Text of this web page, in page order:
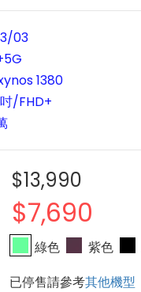
03
1380
/FHD+
$13,990
$7,690
綠色 紫色
已停售請參考其他機型